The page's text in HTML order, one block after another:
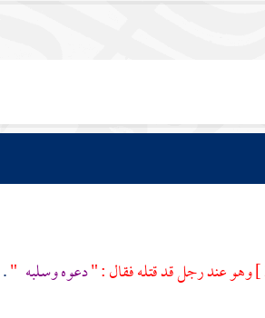
وهو عند رجل قد قتله فقال : "دعوه وسلبه "
.